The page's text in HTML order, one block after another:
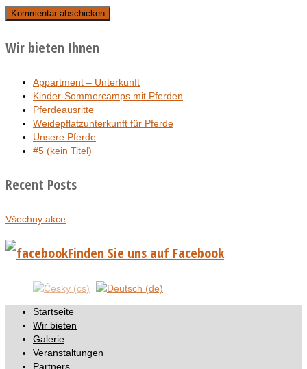
Wir bieten Ihnen
Appartment – Unterkunft
Kinder-Sommercamps mit Pferden
Pferdeausritte
Weidepflatzunterkunft für Pferde
Unsere Pferde
#5 (kein Titel)
Recent Posts
Všechny akce
Finden Sie uns auf Facebook
Startseite
Wir bieten
Galerie
Veranstaltungen
Partners